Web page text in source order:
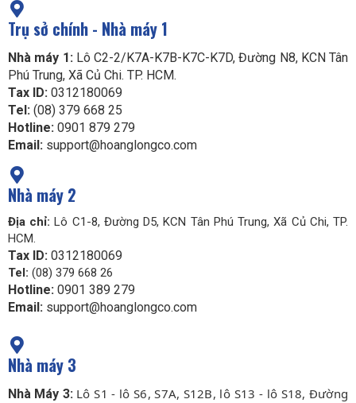
Trụ sở chính - Nhà máy 1
Nhà máy 1:Lô C2-2/K7A-K7B-K7C-K7D, Đường N8, KCN Tân
Phú Trung, Xã Củ Chi. TP. HCM.
Tax ID: 0312180069
Tel: (08) 379 668 25
Hotline: 0901 879 279
Email: support@hoanglongco.com
Nhà máy 2
Địa chỉ: Lô C1-8, Đường D5, KCN Tân Phú Trung, Xã Củ Chi, TP.
HCM.
Tax ID: 0312180069
Tel: (08) 379 668 26
Hotline: 0901 389 279
Email: support@hoanglongco.com
Nhà máy 3
Nhà Máy 3: Lô S1 - lô S6, S7A, S12B, lô S13 - lô S18, Đường